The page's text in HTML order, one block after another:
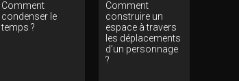
Comment
condenser le
temps ?
Comment
construire un
espace à travers
les déplacements
d’un personnage
?